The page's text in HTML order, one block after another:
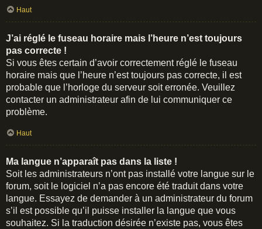
Haut
J’ai réglé le fuseau horaire mais l’heure n’est toujours
pas correcte !
Si vous êtes certain d’avoir correctement réglé le fuseau
horaire mais que l’heure n’est toujours pas correcte, il est
probable que l’horloge du serveur soit erronée. Veuillez
contacter un administrateur afin de lui communiquer ce
problème.
Haut
Ma langue n’apparaît pas dans la liste !
Soit les administrateurs n’ont pas installé votre langue sur le
forum, soit le logiciel n’a pas encore été traduit dans votre
langue. Essayez de demander à un administrateur du forum
s’il est possible qu’il puisse installer la langue que vous
souhaitez. Si la traduction désirée n’existe pas, vous êtes